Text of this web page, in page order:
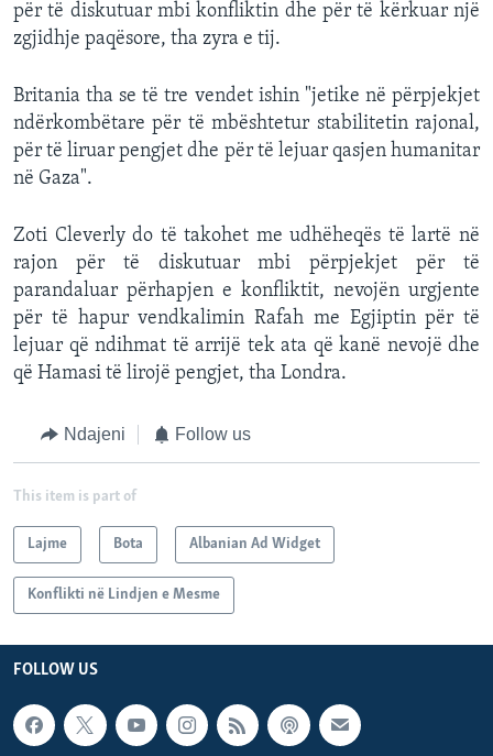
për të diskutuar mbi konfliktin dhe për të kërkuar një
zgjidhje paqësore, tha zyra e tij.
Britania tha se të tre vendet ishin "jetike në përpjekjet
ndërkombëtare për të mbështetur stabilitetin rajonal,
për të liruar pengjet dhe për të lejuar qasjen humanitar
në Gaza".
Zoti Cleverly do të takohet me udhëheqës të lartë në
rajon për të diskutuar mbi përpjekjet për të
parandaluar përhapjen e konfliktit, nevojën urgjente
për të hapur vendkalimin Rafah me Egjiptin për të
lejuar që ndihmat të arrijë tek ata që kanë nevojë dhe
që Hamasi të lirojë pengjet, tha Londra.
Ndajeni Follow us
This item is part of
Lajme Bota Albanian Ad Widget
Konflikti në Lindjen e Mesme
FOLLOW US